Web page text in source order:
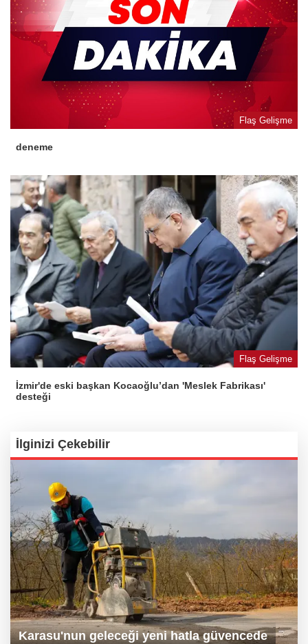
Flaş Gelişme
deneme
Flaş Gelişme
İzmir'de eski başkan Kocaoğlu’dan 'Meslek Fabrikası'
desteği
İlginizi Çekebilir
Karasu'nun geleceği yeni hatla güvencede